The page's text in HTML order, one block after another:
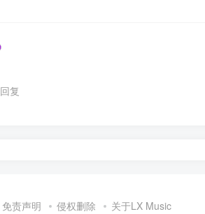
回复
免责声明 侵权删除 关于LX Music